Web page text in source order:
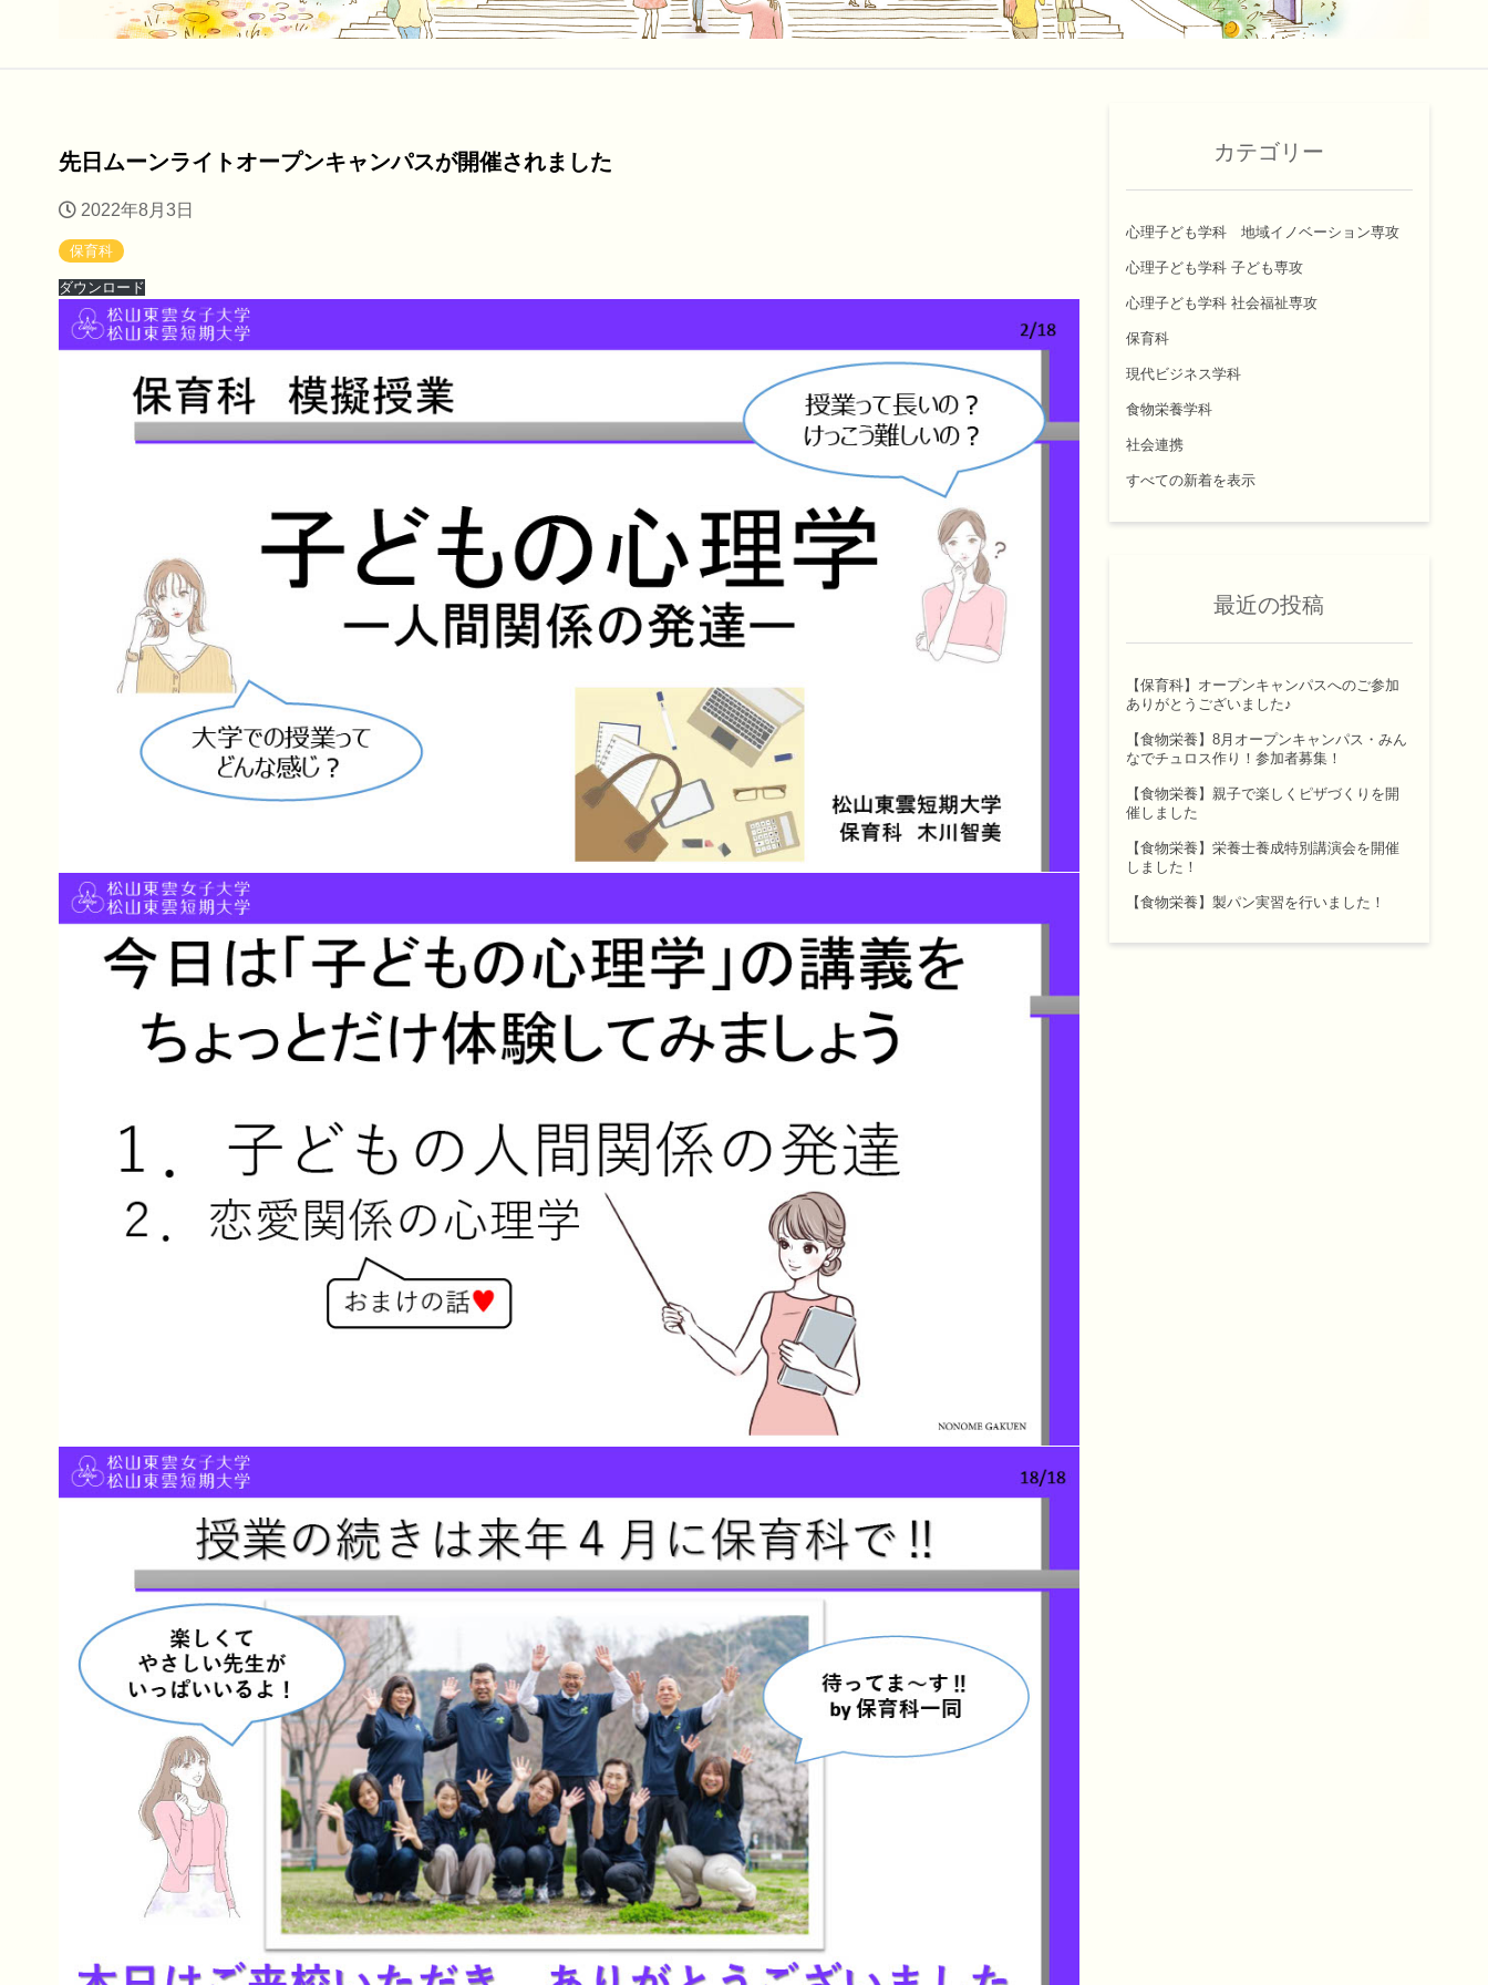
先日ムーンライトオープンキャンパスが開催されました
2022年8月3日
保育科
ダウンロード
カテゴリー
心理子ども学科 地域イノベーション専攻
心理子ども学科 子ども専攻
心理子ども学科 社会福祉専攻
保育科
現代ビジネス学科
食物栄養学科
社会連携
すべての新着を表示
最近の投稿
【保育科】オープンキャンパスへのご参加
ありがとうございました♪
【食物栄養】8月オープンキャンパス・みん
なでチュロス作り！参加者募集！
【食物栄養】親子で楽しくピザづくりを開
催しました
【食物栄養】栄養士養成特別講演会を開催
しました！
【食物栄養】製パン実習を行いました！